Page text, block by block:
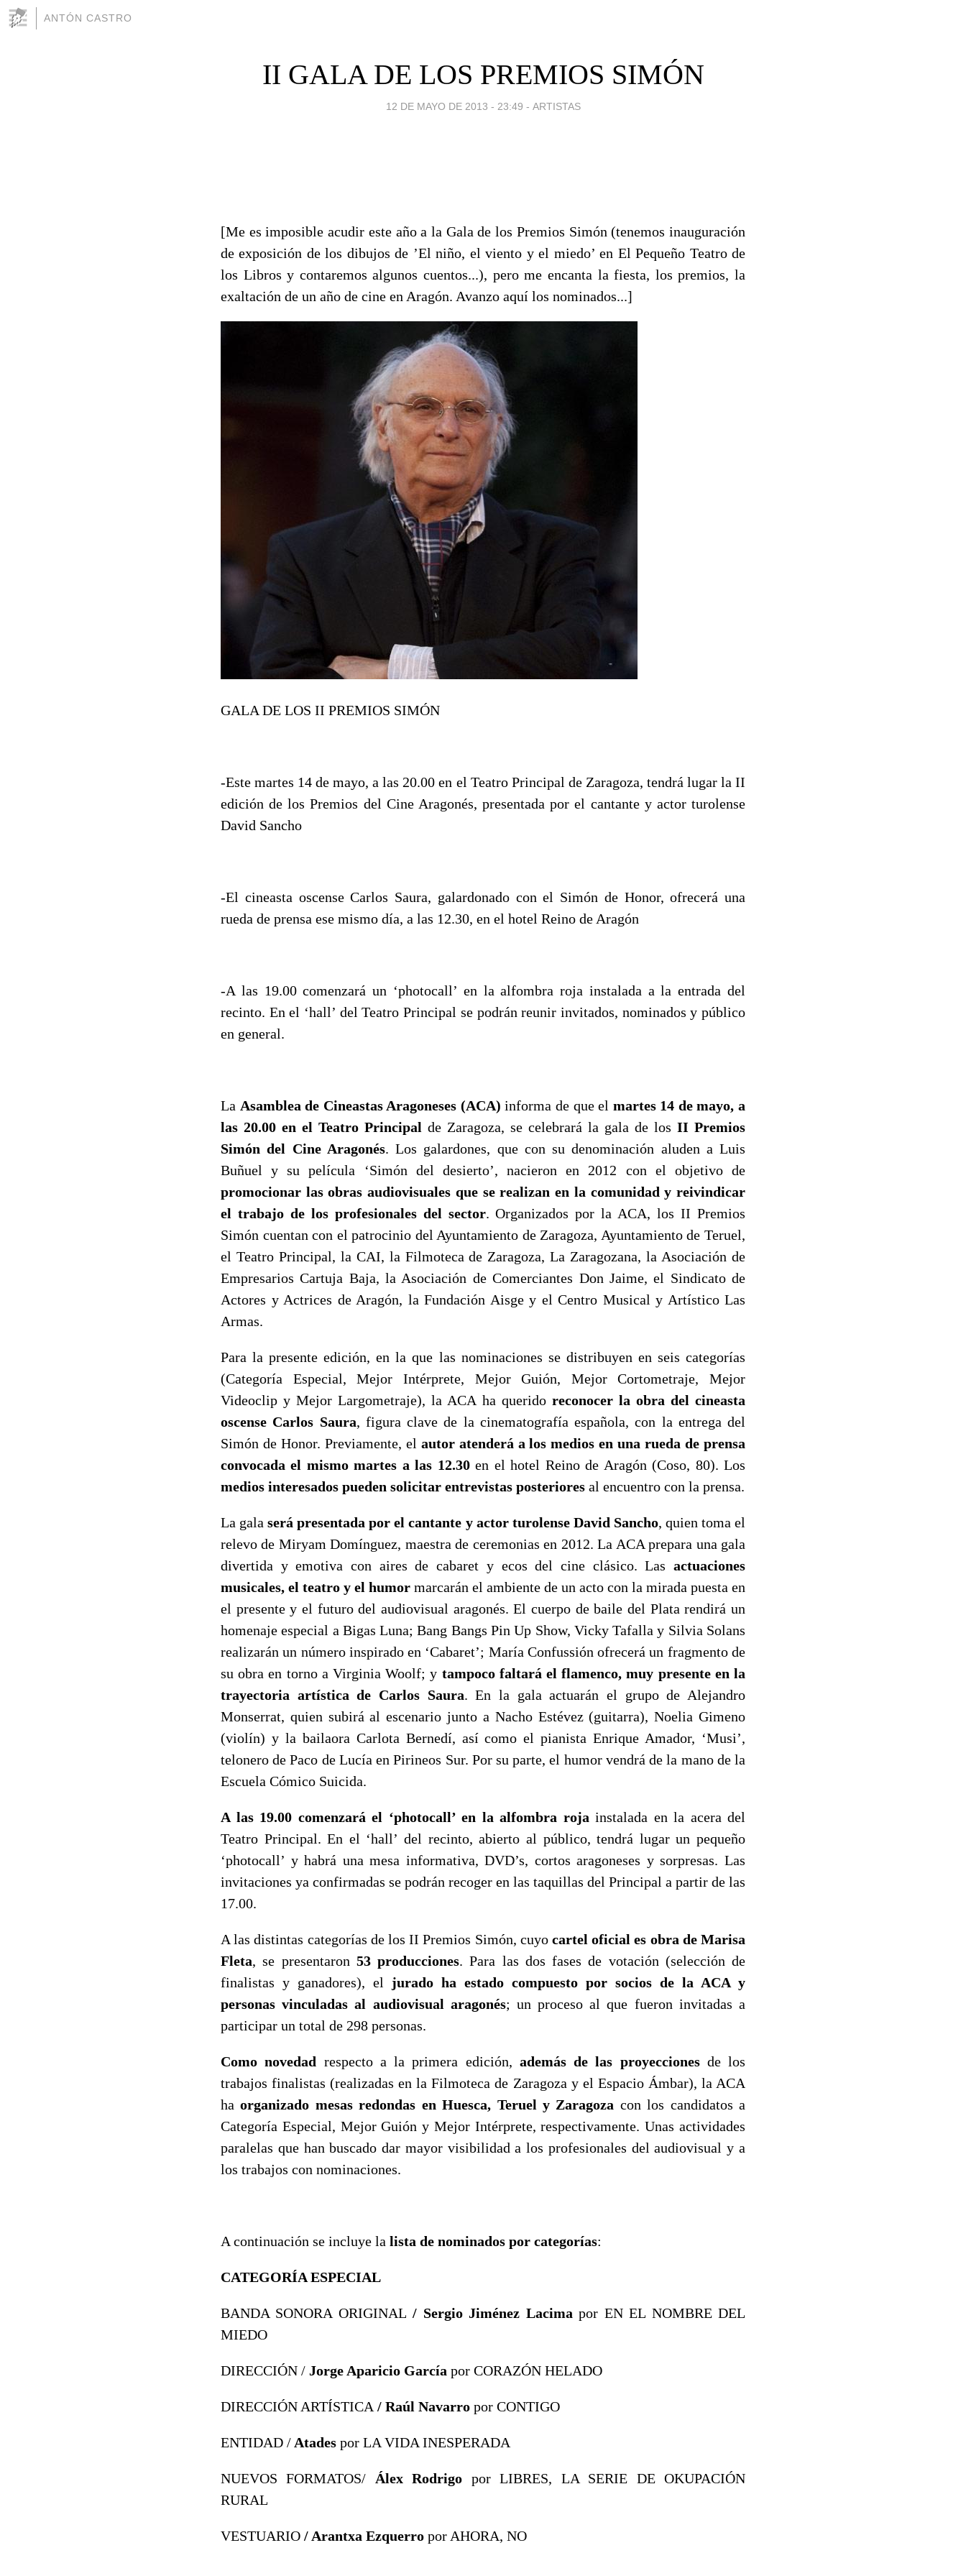
ANTÓN CASTRO
II GALA DE LOS PREMIOS SIMÓN
12 DE MAYO DE 2013 - 23:49 - ARTISTAS
[Me es imposible acudir este año a la Gala de los Premios Simón (tenemos inauguración
de exposición de los dibujos de ’El niño, el viento y el miedo’ en El Pequeño Teatro de
los Libros y contaremos algunos cuentos...), pero me encanta la fiesta, los premios, la
exaltación de un año de cine en Aragón. Avanzo aquí los nominados...]
GALA DE LOS II PREMIOS SIMÓN
-Este martes 14 de mayo, a las 20.00 en el Teatro Principal de Zaragoza, tendrá lugar la II
edición de los Premios del Cine Aragonés, presentada por el cantante y actor turolense
David Sancho
-El cineasta oscense Carlos Saura, galardonado con el Simón de Honor, ofrecerá una
rueda de prensa ese mismo día, a las 12.30, en el hotel Reino de Aragón
-A las 19.00 comenzará un ‘photocall’ en la alfombra roja instalada a la entrada del
recinto. En el ‘hall’ del Teatro Principal se podrán reunir invitados, nominados y público
en general.
La Asamblea de Cineastas Aragoneses (ACA) informa de que el martes 14 de mayo, a
las 20.00 en el Teatro Principal de Zaragoza, se celebrará la gala de los II Premios
Simón del Cine Aragonés. Los galardones, que con su denominación aluden a Luis
Buñuel y su película ‘Simón del desierto’, nacieron en 2012 con el objetivo de
promocionar las obras audiovisuales que se realizan en la comunidad y reivindicar
el trabajo de los profesionales del sector. Organizados por la ACA, los II Premios
Simón cuentan con el patrocinio del Ayuntamiento de Zaragoza, Ayuntamiento de Teruel,
el Teatro Principal, la CAI, la Filmoteca de Zaragoza, La Zaragozana, la Asociación de
Empresarios Cartuja Baja, la Asociación de Comerciantes Don Jaime, el Sindicato de
Actores y Actrices de Aragón, la Fundación Aisge y el Centro Musical y Artístico Las
Armas.
Para la presente edición, en la que las nominaciones se distribuyen en seis categorías
(Categoría Especial, Mejor Intérprete, Mejor Guión, Mejor Cortometraje, Mejor
Videoclip y Mejor Largometraje), la ACA ha querido reconocer la obra del cineasta
oscense Carlos Saura, figura clave de la cinematografía española, con la entrega del
Simón de Honor. Previamente, el autor atenderá a los medios en una rueda de prensa
convocada el mismo martes a las 12.30en el hotel Reino de Aragón (Coso, 80). Los
medios interesados pueden solicitar entrevistas posteriores al encuentro con la prensa.
La galaserá presentada por el cantante y actor turolense David Sancho, quien toma el
relevo de Miryam Domínguez, maestra de ceremonias en 2012. La ACA prepara una gala
divertida y emotiva con aires de cabaret y ecos del cine clásico. Las actuaciones
musicales, el teatro y el humor marcarán el ambiente de un acto con la mirada puesta en
el presente y el futuro del audiovisual aragonés. El cuerpo de baile del Plata rendirá un
homenaje especial a Bigas Luna; Bang Bangs Pin Up Show, Vicky Tafalla y Silvia Solans
realizarán un número inspirado en ‘Cabaret’; María Confussión ofrecerá un fragmento de
su obra en torno a Virginia Woolf; y tampoco faltará el flamenco, muy presente en la
trayectoria artística de Carlos Saura. En la gala actuarán el grupo de Alejandro
Monserrat, quien subirá al escenario junto a Nacho Estévez (guitarra), Noelia Gimeno
(violín) y la bailaora Carlota Bernedí, así como el pianista Enrique Amador, ‘Musi’,
telonero de Paco de Lucía en Pirineos Sur. Por su parte, el humor vendrá de la mano de la
Escuela Cómico Suicida.
A las 19.00 comenzará el ‘photocall’ en la alfombra roja instalada en la acera del
Teatro Principal. En el ‘hall’ del recinto, abierto al público, tendrá lugar un pequeño
‘photocall’ y habrá una mesa informativa, DVD’s, cortos aragoneses y sorpresas. Las
invitaciones ya confirmadas se podrán recoger en las taquillas del Principal a partir de las
17.00.
A las distintas categorías de los II Premios Simón, cuyo cartel oficial es obra de Marisa
Fleta, se presentaron 53 producciones. Para las dos fases de votación (selección de
finalistas y ganadores), el jurado ha estado compuesto por socios de la ACA y
personas vinculadas al audiovisual aragonés; un proceso al que fueron invitadas a
participar un total de 298 personas.
Como novedad respecto a la primera edición, además de las proyeccionesde los
trabajos finalistas (realizadas en la Filmoteca de Zaragoza y el Espacio Ámbar), la ACA
haorganizado mesas redondas en Huesca, Teruel y Zaragoza con los candidatos a
Categoría Especial, Mejor Guión y Mejor Intérprete, respectivamente. Unas actividades
paralelas que han buscado dar mayor visibilidad a los profesionales del audiovisual y a
los trabajos con nominaciones.
A continuación se incluye la lista de nominados por categorías:
CATEGORÍA ESPECIAL
BANDA SONORA ORIGINAL / Sergio Jiménez Lacimapor EN EL NOMBRE DEL
MIEDO
DIRECCIÓN / Jorge Aparicio García por CORAZÓN HELADO
DIRECCIÓN ARTÍSTICA / Raúl Navarro por CONTIGO
ENTIDAD / Atades por LA VIDA INESPERADA
NUEVOS FORMATOS/ Álex Rodrigo por LIBRES, LA SERIE DE OKUPACIÓN
RURAL
VESTUARIO / Arantxa Ezquerro por AHORA, NO